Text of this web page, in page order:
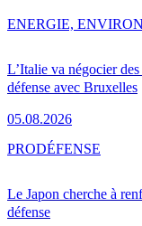
L’Italie va négocier
défense avec Bruxelles
05.08.2026
ENERGIE,
Le Japon cherche à
défense
PRODÉFENSE